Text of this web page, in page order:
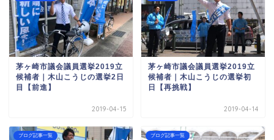
茅ヶ崎市議会議員選挙2019立
候補者｜木山こうじの選挙2日
目【前進】
2019-04-15
茅ヶ崎市議会議員選挙2019立
候補者｜木山こうじの選挙初
日【再挑戦】
2019-04-14
ブログ記事一覧 ブログ記事一覧